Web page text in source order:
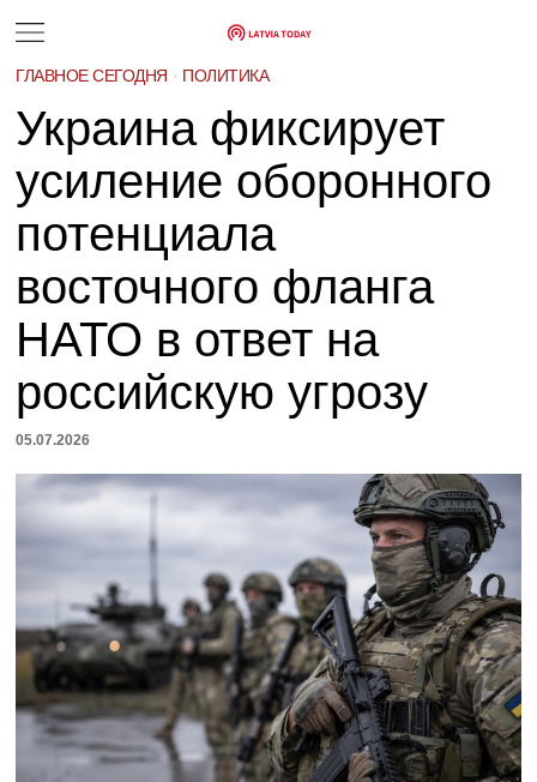
ГЛАВНОЕ СЕГОДНЯ · ПОЛИТИКА
Украина фиксирует
усиление оборонного
потенциала
восточного фланга
НАТО в ответ на
российскую угрозу
05.07.2026